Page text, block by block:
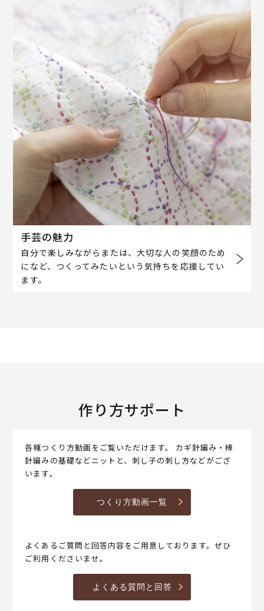
手芸の魅力
自分で楽しみながらまたは、大切な人の笑顔のため
になど、つくってみたいという気持ちを応援してい
ます。
作り方サポート
各種つくり方動画をご覧いただけます。 カギ針編み・棒
針編みの基礎などニットと、刺し子の刺し方などがござ
います。
つくり方動画一覧
よくあるご質問と回答内容をご用意しております。ぜひ
ご利用くださいませ。
よくある質問と回答